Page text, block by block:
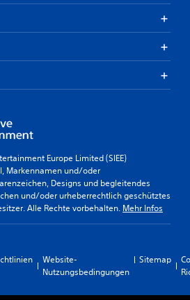
Europe Limited (SIEE)
Markennamen und/oder
Designs und begleitendes
und/oder urheberrechtlich geschütztes
Alle Rechte vorbehalten. Mehr Infos
Website-
Nutzungsbedingungen
Sitemap